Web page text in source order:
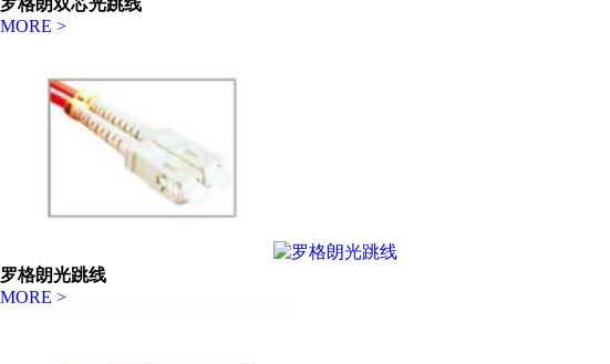
罗格朗双芯光跳线
MORE >
罗格朗光跳线
MORE >